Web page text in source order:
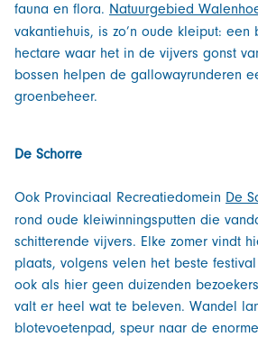
fauna en flora. Natuurgebied
vakantiehuis, is zo’n oude kleiput:
hectare waar het in de vijvers gonst
bossen helpen de gallowayrunderen
groenbeheer.
De Schorre
Ook Provinciaal Recreatiedomein De
rond oude kleiwinningsputten die
schitterende vijvers. Elke zomer vindt
plaats, volgens velen het beste
ook als hier geen duizenden
valt er heel wat te beleven. Wandel
blotevoetenpad, speur naar de